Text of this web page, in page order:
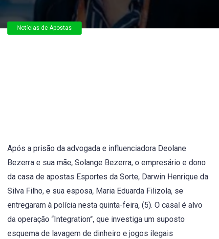
Notícias de Apostas
Após a prisão da advogada e influenciadora Deolane
Bezerra e sua mãe, Solange Bezerra, o empresário e dono
da casa de apostas Esportes da Sorte, Darwin Henrique da
Silva Filho, e sua esposa, Maria Eduarda Filizola, se
entregaram à polícia nesta quinta-feira, (5). O casal é alvo
da operação “Integration”, que investiga um suposto
esquema de lavagem de dinheiro e jogos ilegais